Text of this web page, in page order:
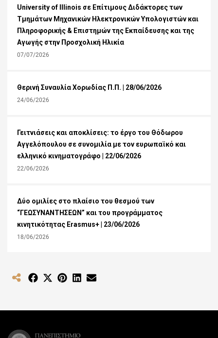
University of Illinois σε Επίτιμους Διδάκτορες των
Τμημάτων Μηχανικών Ηλεκτρονικών Υπολογιστών και
Πληροφορικής & Επιστημών της Εκπαίδευσης και της
Αγωγής στην Προσχολική Ηλικία
07/07/2026
Θερινή Συναυλία Χορωδίας Π.Π. | 28/06/2026
24/06/2026
Γειτνιάσεις και αποκλίσεις: το έργο του Θόδωρου
Αγγελόπουλου σε συνομιλία με τον ευρωπαϊκό και
ελληνικό κινηματογράφο | 22/06/2026
22/06/2026
Δύο ομιλίες στο πλαίσιο του θεσμού των
“ΓΕΩΣΥΝΑΝΤΗΣΕΩΝ” και του προγράμματος
κινητικότητας Erasmus+ | 23/06/2026
18/06/2026
Share Share
(Twitter)
Share Share